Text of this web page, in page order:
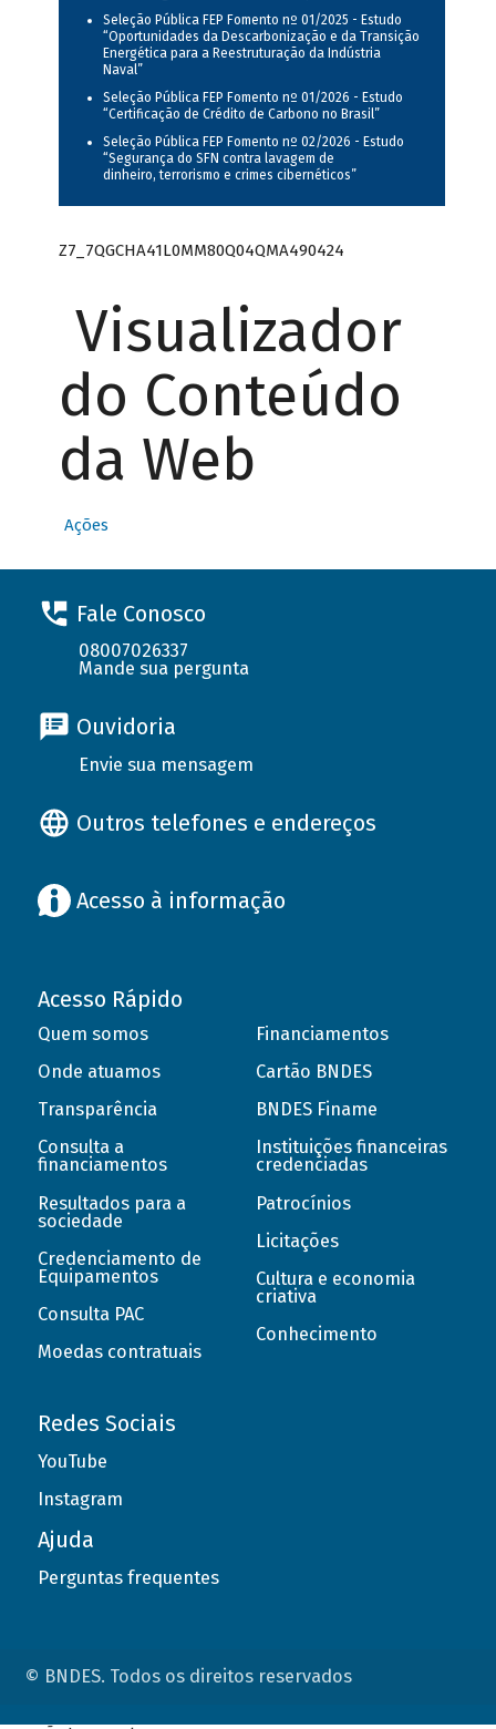
Seleção Pública FEP Fomento nº 01/2025 - Estudo
“Oportunidades da Descarbonização e da Transição
Energética para a Reestruturação da Indústria
Naval”
Seleção Pública FEP Fomento nº 01/2026 - Estudo
“Certificação de Crédito de Carbono no Brasil”
Seleção Pública FEP Fomento nº 02/2026 - Estudo
“Segurança do SFN contra lavagem de
dinheiro, terrorismo e crimes cibernéticos”
Z7_7QGCHA41L0MM80Q04QMA490424
Visualizador
do Conteúdo
da Web
Ações
Fale Conosco
08007026337
Mande sua pergunta
Ouvidoria
Envie sua mensagem
Outros telefones e endereços
Acesso à informação
Acesso Rápido
Quem somos
Onde atuamos
Transparência
Consulta a
financiamentos
Resultados para a
sociedade
Credenciamento de
Equipamentos
Consulta PAC
Moedas contratuais
Financiamentos
Cartão BNDES
BNDES Finame
Instituições financeiras
credenciadas
Patrocínios
Licitações
Cultura e economia
criativa
Conhecimento
Redes Sociais
YouTube
Instagram
Ajuda
Perguntas frequentes
© BNDES. Todos os direitos reservados